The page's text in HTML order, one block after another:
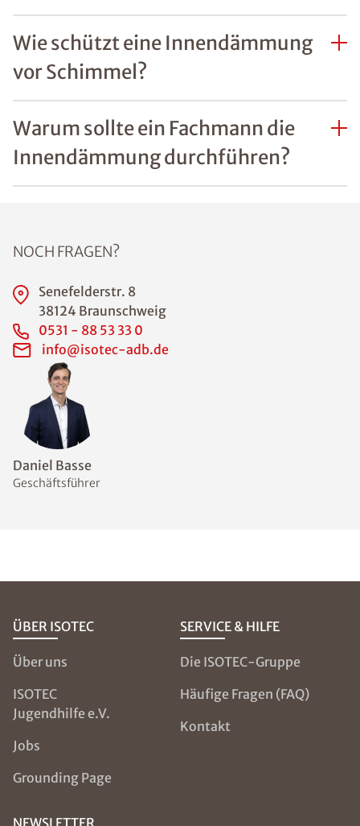
Wie schützt eine Innendämmung
vor Schimmel?
Warum sollte ein Fachmann die
Innendämmung durchführen?
Daniel Basse
Geschäftsführer
NOCH FRAGEN?
Senefelderstr. 8
38124 Braunschweig
0531 - 88 53 33 0
info@isotec-adb.de
ÜBER ISOTEC
Über uns
ISOTEC
Jugendhilfe e.V.
Jobs
Grounding Page
SERVICE & HILFE
Die ISOTEC-Gruppe
Häufige Fragen (FAQ)
Kontakt
NEWSLETTER